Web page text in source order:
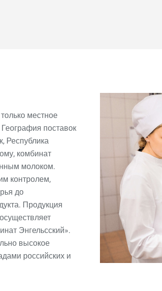
местное
поставок
Республика
комбинат
молоком.
контролем,
до
Продукция
Энгельсский».
высокое
российских и